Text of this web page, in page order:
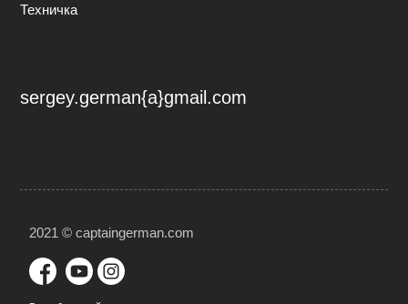
Техничка
sergey.german{a}gmail.com
2021 © captaingerman.com